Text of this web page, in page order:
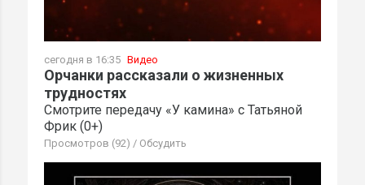
сегодня в 16:35 Видео
Орчанки рассказали о жизненных
трудностях
Смотрите передачу «У камина» с Татьяной
Фрик (0+)
Просмотров (92) / Обсудить